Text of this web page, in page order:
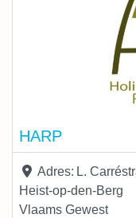
HARP
Adres: L.
Heist-op-den-Berg
Vlaams Gewest